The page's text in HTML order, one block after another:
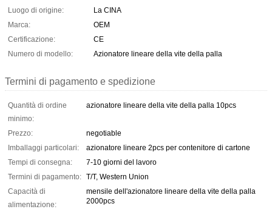
Luogo di origine:
La CINA
Marca:
OEM
Certificazione:
CE
Numero di modello:
Azionatore lineare della vite della palla
Termini di pagamento e spedizione
Quantità di ordine
minimo:
azionatore lineare della vite della palla 10pcs
Prezzo:
negotiable
Imballaggi particolari:
azionatore lineare 2pcs per contenitore di cartone
Tempi di consegna:
7-10 giorni del lavoro
Termini di pagamento: T/T, Western Union
Capacità di
alimentazione:
mensile dell'azionatore lineare della vite della palla
2000pcs